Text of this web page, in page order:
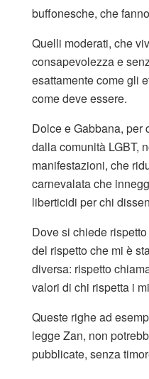
buffonesche, che
Quelli moderati, che
consapevolezza e
esattamente come gli
come deve essere.
Dolce e Gabbana, per
dalla comunità LGBT,
manifestazioni, che
carnevalata che
liberticidi per chi
Dove si chiede
del rispetto che mi è
diversa: rispetto
valori di chi rispetta i
Queste righe ad
legge Zan, non
pubblicate, senza